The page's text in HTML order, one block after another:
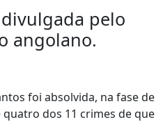
pelo
angolano.
foi absolvida, na fase de
dos 11 crimes de que